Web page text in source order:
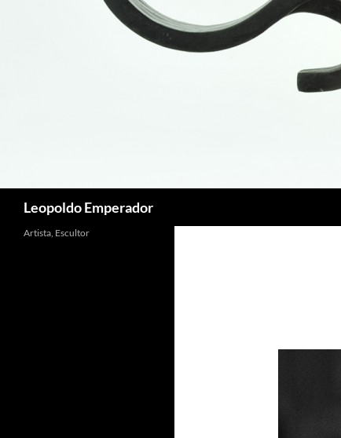
Leopoldo Emperador
Artista, Escultor